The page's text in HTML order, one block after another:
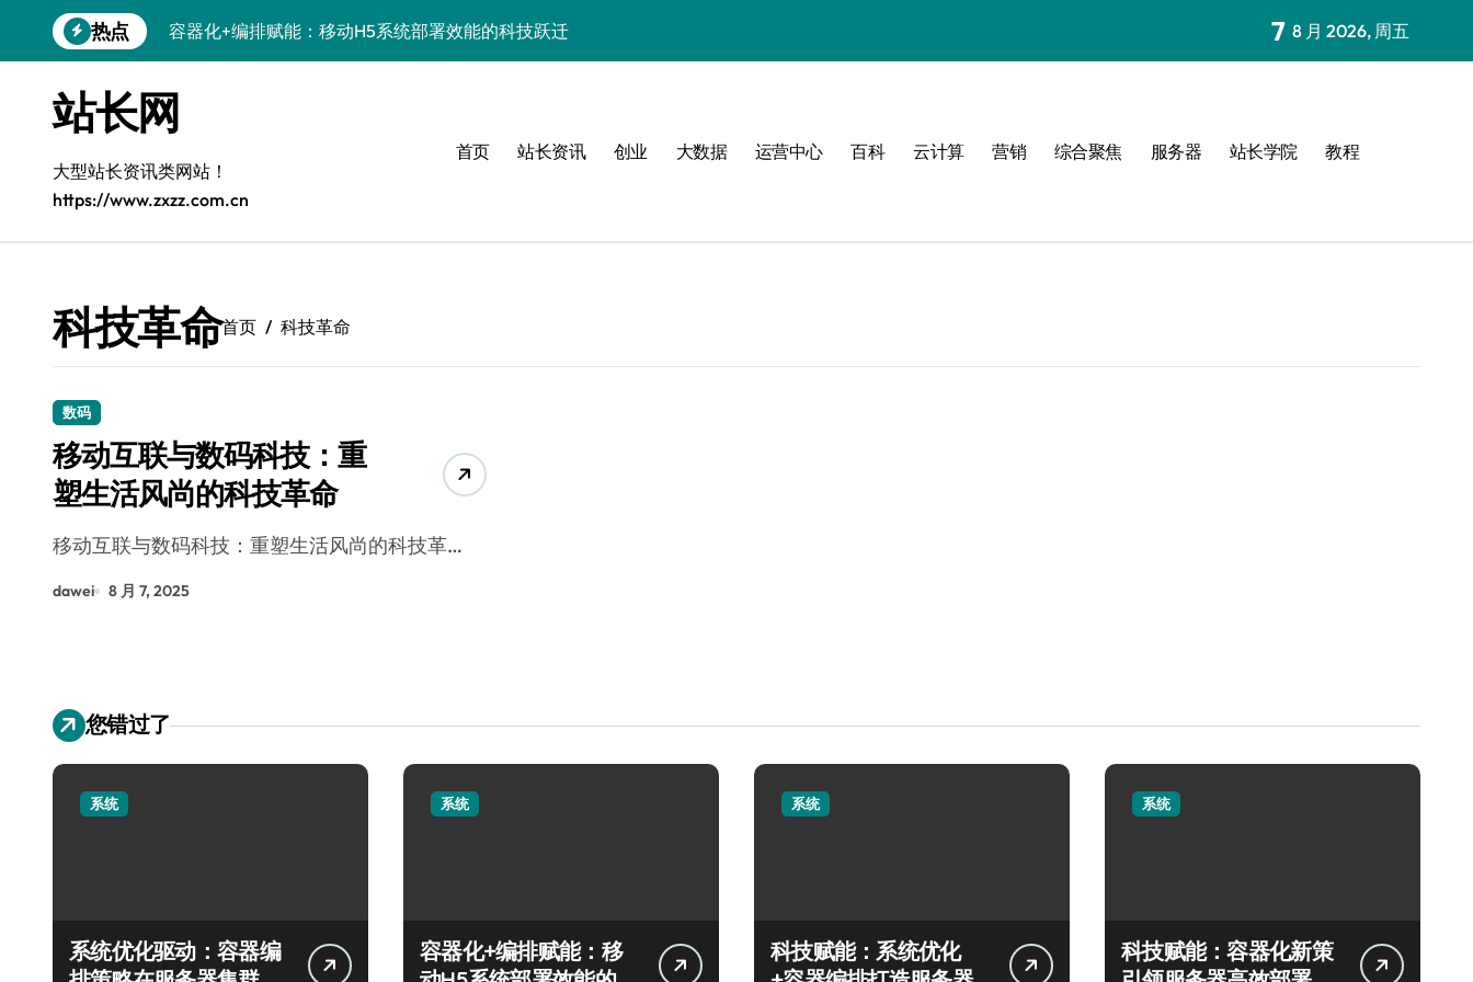
到
热点
容器化+编排赋能：移动H5系统部署效能的科技跃迁
科技赋能：容器化新策引领服务器高效部署与智能编排革新
科技赋能：系统容器智能优化，高效编排促服务器性能飙升
弹性架构赋能精准计算，重塑云端体验
Windows开发环境搭建：运行库管理全攻略
鸿蒙云架构下弹性计算优化探索
7 8 月 2026, 周五
站长网
大型站长资讯类网站！
https://www.zxzz.com.cn
首页 站长资讯 创业 大数据 运营中心 百科 云计算 营销 综合聚焦 服务器 站长学院 教程
科技革命首页 科技革命
数码
移动互联与数码科技：重
塑生活风尚的科技革命
移动互联与数码科技：重塑生活风尚的科技革…
dawei 8 月 7, 2025
您错过了
系统
系统优化驱动：容器编
系统
容器化+编排赋能：移
系统
科技赋能：系统优化
系统
科技赋能：容器化新策